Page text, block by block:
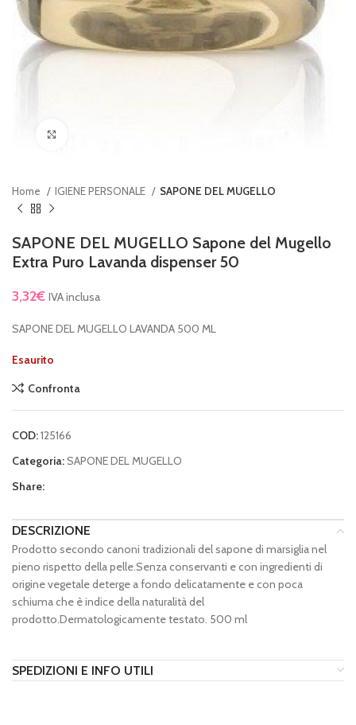
Home IGIENE PERSONALE SAPONE DEL MUGELLO
SAPONE DEL MUGELLO Sapone del Mugello
Extra Puro Lavanda dispenser 50
3,32€ IVA inclusa
SAPONE DEL MUGELLO LAVANDA 500 ML
Esaurito
Confronta
COD:125166
Categoria:SAPONE DEL MUGELLO
Share:
DESCRIZIONE
Prodotto secondo canoni tradizionali del sapone di marsiglia nel
pieno rispetto della pelle.Senza conservanti e con ingredienti di
origine vegetale deterge a fondo delicatamente e con poca
schiuma che è indice della naturalità del
prodotto.Dermatologicamente testato. 500 ml
SPEDIZIONI E INFO UTILI